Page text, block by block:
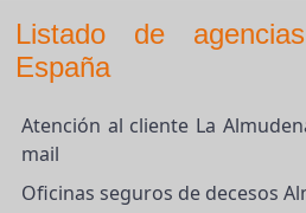
Listado de
España
Atención al cliente La
mail
Oficinas seguros de decesos